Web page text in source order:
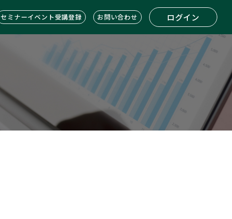
セミナーイベント受講登録 お問い合わせ ログイン